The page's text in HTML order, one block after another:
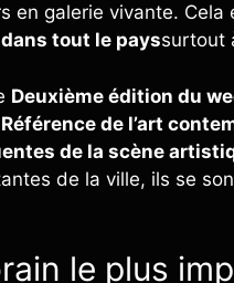
en galerie vivante.
tout le payssurtout
Deuxième édition du
Référence de l’art
de la scène
de la ville, ils se
le plus